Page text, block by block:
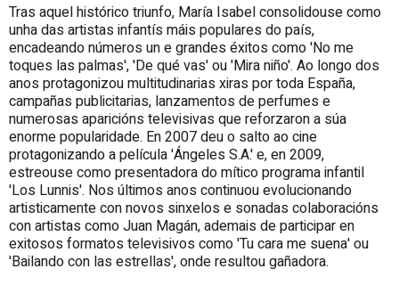
Tras aquel histórico triunfo, María Isabel consolidouse como
unha das artistas infantís máis populares do país,
encadeando números un e grandes éxitos como 'No me
toques las palmas', 'De qué vas' ou 'Mira niño'. Ao longo dos
anos protagonizou multitudinarias xiras por toda España,
campañas publicitarias, lanzamentos de perfumes e
numerosas aparicións televisivas que reforzaron a súa
enorme popularidade. En 2007 deu o salto ao cine
protagonizando a película 'Ángeles S.A.' e, en 2009,
estreouse como presentadora do mítico programa infantil
'Los Lunnis'. Nos últimos anos continuou evolucionando
artisticamente con novos sinxelos e sonadas colaboracións
con artistas como Juan Magán, ademais de participar en
exitosos formatos televisivos como 'Tu cara me suena' ou
'Bailando con las estrellas', onde resultou gañadora.